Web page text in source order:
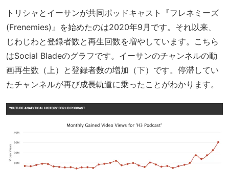
トリシャとイーサンが共同ポッドキャスト『フレネミーズ
(Frenemies)』を始めたのは2020年9月です。それ以来、
じわじわと登録者数と再生回数を増やしています。こちら
はSocial Bladeのグラフです。イーサンのチャンネルの動
画再生数（上）と登録者数の増加（下）です。停滞してい
たチャンネルが再び成長軌道に乗ったことがわかります。